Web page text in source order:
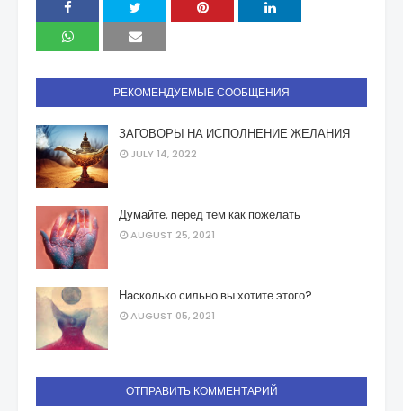
РЕКОМЕНДУЕМЫЕ СООБЩЕНИЯ
ЗАГОВОРЫ НА ИСПОЛНЕНИЕ ЖЕЛАНИЯ
JULY 14, 2022
Думайте, перед тем как пожелать
AUGUST 25, 2021
Насколько сильно вы хотите этого?
AUGUST 05, 2021
ОТПРАВИТЬ КОММЕНТАРИЙ